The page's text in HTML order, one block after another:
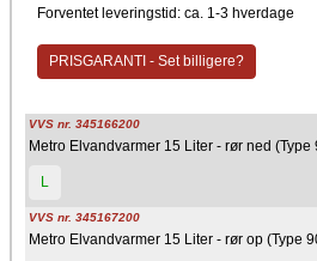
Forventet leveringstid: ca. 1-3 hverdage
PRISGARANTI - Set billigere?
VVS nr. 345166200
Metro Elvandvarmer 15 Liter - rør ned (Type
L
VVS nr. 345167200
Metro Elvandvarmer 15 Liter - rør op (Type